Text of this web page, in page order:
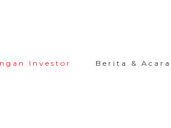
Investor Berita & Acara